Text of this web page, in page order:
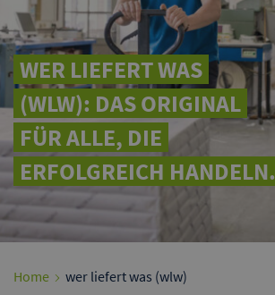
WER LIEFERT WAS
(WLW): DAS ORIGINAL
FÜR ALLE, DIE
ERFOLGREICH HANDELN.
Home wer liefert was (wlw)